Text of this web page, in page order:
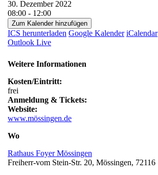
30. Dezember 2022
08:00 - 12:00
Zum Kalender hinzufügen
ICS herunterladen Google Kalender iCalendar
Outlook Live
Weitere Informationen
Kosten/Eintritt:
frei
Anmeldung & Tickets:
Website:
www.mössingen.de
Wo
Rathaus Foyer Mössingen
Freiherr-vom Stein-Str. 20, Mössingen, 72116